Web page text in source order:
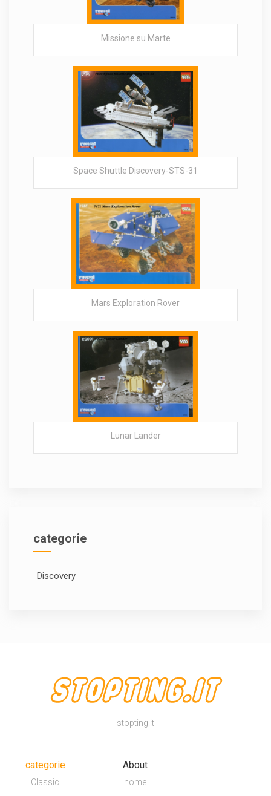
Missione su Marte
Space Shuttle Discovery-STS-31
Mars Exploration Rover
Lunar Lander
categorie
Discovery
stopting.it
categorie
Classic
About
home